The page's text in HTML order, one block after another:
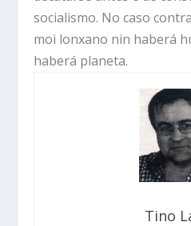
socialismo. No caso
moi lonxano nin haberá
haberá planeta.
Tino